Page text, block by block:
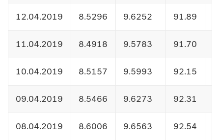
12.04.2019 8.5296 9.6252 91.89
11.04.2019 8.4918 9.5783 91.70
10.04.2019 8.5157 9.5993 92.15
09.04.2019 8.5466 9.6273 92.31
08.04.2019 8.6006 9.6563 92.54